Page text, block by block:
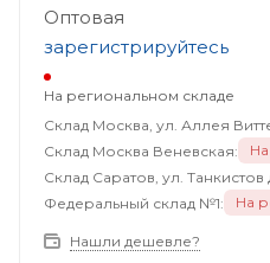
Оптовая
зарегистрируйтесь
На региональном складе
Склад Москва, ул. Аллея
Склад Москва Веневская:
Склад Саратов, ул. Танкистов
Федеральный склад №1:
На
Нашли дешевле?